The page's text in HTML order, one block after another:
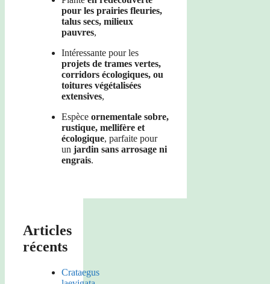
pour les prairies fleuries,
talus secs, milieux
pauvres,
Intéressante pour les
projets de trames vertes,
corridors écologiques, ou
toitures végétalisées
extensives,
Espèce ornementale sobre,
rustique, mellifère et
écologique, parfaite pour
un jardin sans arrosage ni
engrais.
Articles
récents
Crataegus